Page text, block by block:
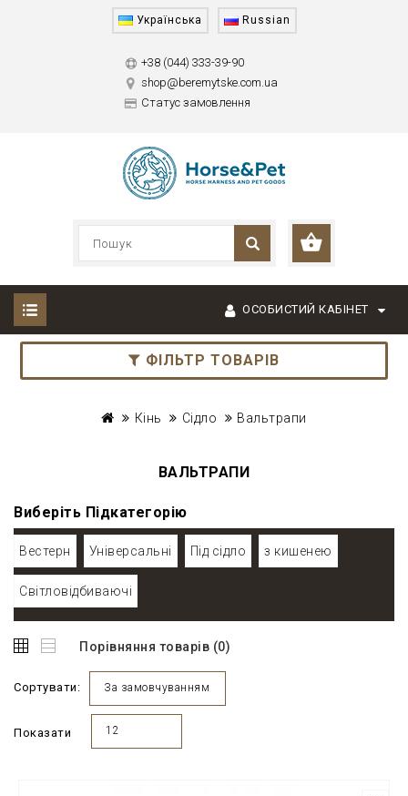
Українська Russian
+38 (044) 333-39-90
shop@beremytske.com.ua
Статус замовлення
ОСОБИСТИЙ КАБІНЕТ
ФІЛЬТР ТОВАРІВ
Кінь Сідло Вальтрапи
ВАЛЬТРАПИ
Виберіть Підкатегорію
Вестерн Універсальні Під сідло з кишенею
Світловідбиваючі
Порівняння товарів (0)
Сортувати: За замовчуванням
Показати 12